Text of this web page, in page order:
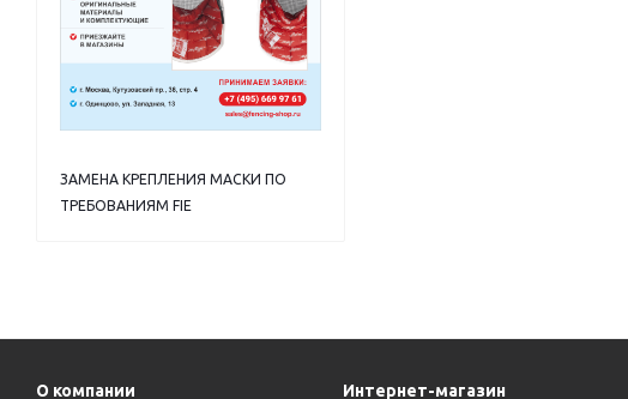
ЗАМЕНА КРЕПЛЕНИЯ МАСКИ ПО
ТРЕБОВАНИЯМ FIE
О компании Интернет-магазин